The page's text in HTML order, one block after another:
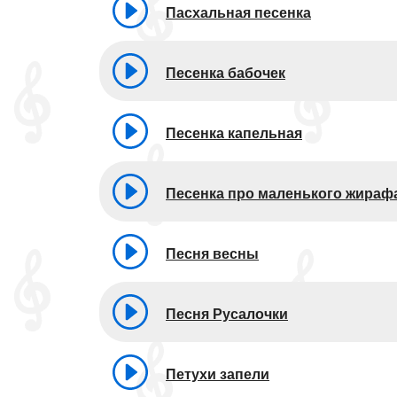
Пасхальная песенка
Песенка бабочек
Песенка капельная
Песенка про маленького
Песня весны
Песня Русалочки
Петухи запели